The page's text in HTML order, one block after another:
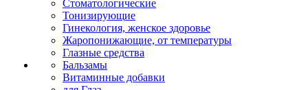
Стоматологические
Тонизирующие
Гинекология, женское здоровье
Жаропонижающие, от температуры
Глазные средства
Бальзамы
Витаминные добавки